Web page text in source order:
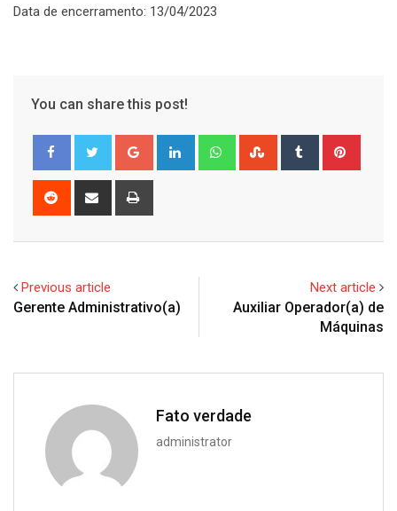
Data de encerramento: 13/04/2023
You can share this post!
Google+ LinkedIn WhatsappStumbleUpon
Tumblr
Reddit
Share
Previous article
Gerente Administrativo(a)
Next article
Auxiliar Operador(a) de
Máquinas
Fato verdade
administrator